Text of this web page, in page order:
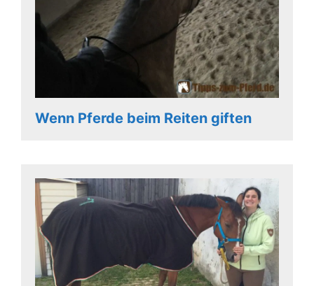
Wenn Pferde beim Reiten giften